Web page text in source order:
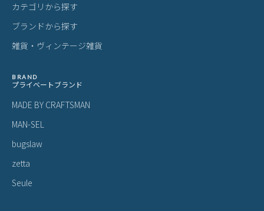
カテゴリから探す
ブランドから探す
雑貨・ヴィンテージ雑貨
BRAND
プライベートブランド
MADE BY CRAFTSMAN
MAN-SEL
bugslaw
zetta
Seule